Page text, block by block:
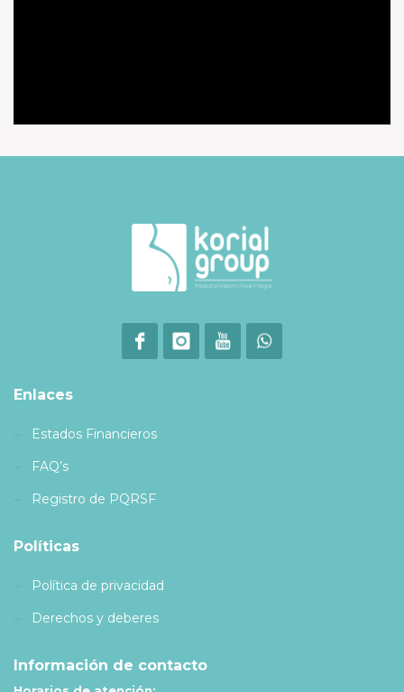
Enlaces
Estados Financieros
FAQ’s
Registro de PQRSF
Políticas
Política de privacidad
Derechos y deberes
Información de contacto